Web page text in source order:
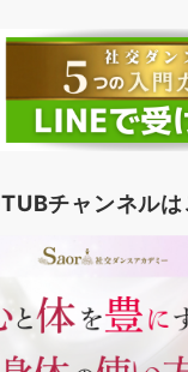
チャンネルは